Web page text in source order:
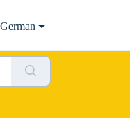
German